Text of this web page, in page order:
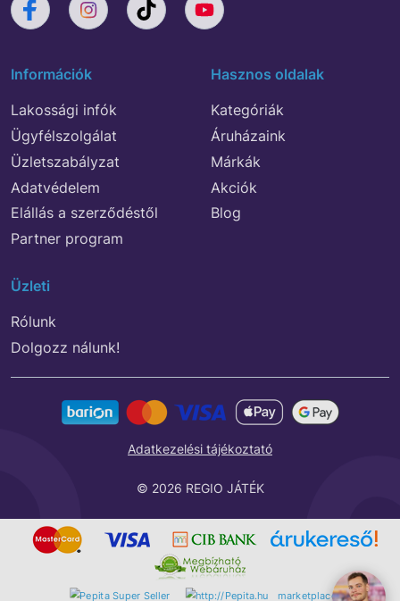
Információk
Lakossági infók
Ügyfélszolgálat
Üzletszabályzat
Adatvédelem
Elállás a szerződéstől
Partner program
Hasznos oldalak
Kategóriák
Áruházaink
Márkák
Akciók
Blog
Üzleti
Rólunk
Dolgozz nálunk!
© 2026 REGIO JÁTÉK
Adatkezelési tájékoztató
marketplace